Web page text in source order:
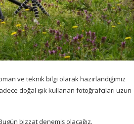
ve teknik bilgi olarak hazırlandığımız
doğal ışık kullanan fotoğrafçıları uzun
bizzat denemiş olacağız.